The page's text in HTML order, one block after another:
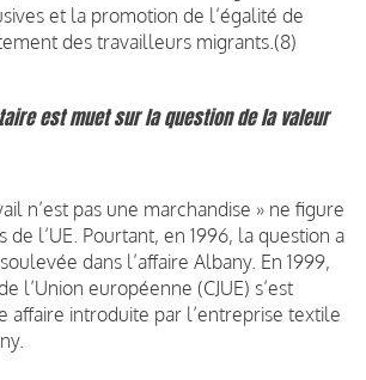
et la promotion de l’égalité de
des travailleurs migrants.(8)
est muet sur la question de la valeur
n’est pas une marchandise » ne figure
de l’UE. Pourtant, en 1996, la question a
dans l’affaire Albany. En 1999,
l’Union européenne (CJUE) s’est
affaire introduite par l’entreprise textile